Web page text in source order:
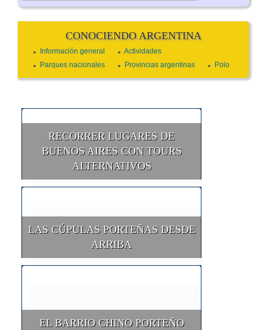
CONOCIENDO ARGENTINA
Información general
Actividades
Parques nacionales
Provincias argentinas Polo
RECORRER LUGARES DE
BUENOS AIRES CON TOURS
ALTERNATIVOS
LAS CÚPULAS PORTEÑAS DESDE
ARRIBA
EL BARRIO CHINO PORTEÑO